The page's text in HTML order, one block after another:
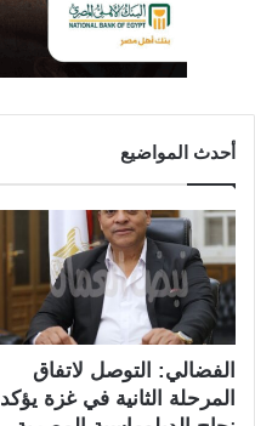
أحدث المواضيع
الفضالي: التوصل لاتفاق
المرحلة الثانية في غزة يؤكد